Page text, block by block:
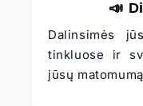
📣
Dalinsimės
tinkluose ir
jūsų